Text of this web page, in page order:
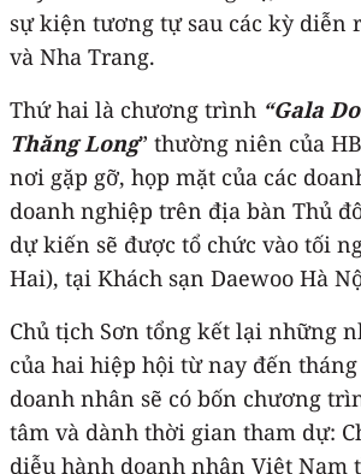
sự kiện tương tự sau các kỳ diễn
và Nha Trang.
Thứ hai là chương trình “Gala
Thăng Long” thường niên của
nơi gặp gỡ, họp mặt của các
doanh nghiệp trên địa bàn Thủ
dự kiến sẽ được tổ chức vào tối
Hai), tại Khách sạn Daewoo Hà
Chủ tịch Sơn tổng kết lại những
của hai hiệp hội từ nay đến
doanh nhân sẽ có bốn chương
tâm và dành thời gian tham dự:
diễu hành doanh nhân Việt Nam